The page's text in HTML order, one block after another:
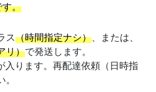
す。
ス（時間指定ナシ）、または、
リ）で発送します。
入ります。再配達依頼（日時指